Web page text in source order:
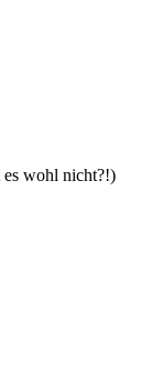
wohl nicht?!)